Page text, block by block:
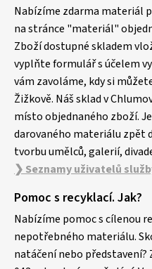
Nabízíme zdarma materiál
na stránce "materiál"
Zboží dostupné skladem
vyplňte formulář s účelem
vám zavoláme, kdy si
Žižkově. Náš sklad v
místo objednaného zboží.
darovaného materiálu zpět
tvorbu umělců, galerií,
❯ Seznamy uživatelů
Pomoc s recyklací. Jak?
Nabízíme pomoc s cílenou
nepotřebného materiálu.
natáčení nebo